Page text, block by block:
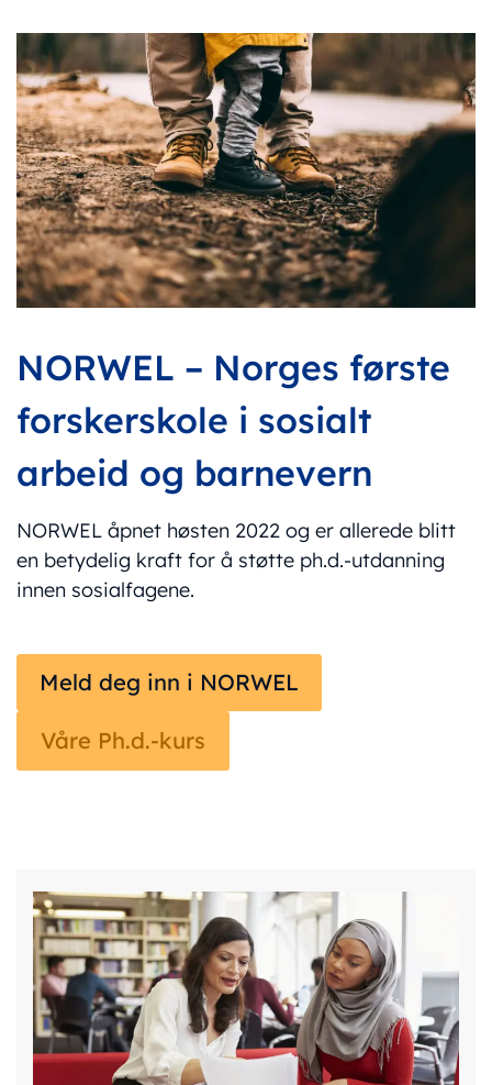
NORWEL – Norges første
forskerskole i sosialt
arbeid og barnevern
NORWEL åpnet høsten 2022 og er allerede blitt
en betydelig kraft for å støtte ph.d.-utdanning
innen sosialfagene.
Meld deg inn i NORWEL
Våre Ph.d.-kurs